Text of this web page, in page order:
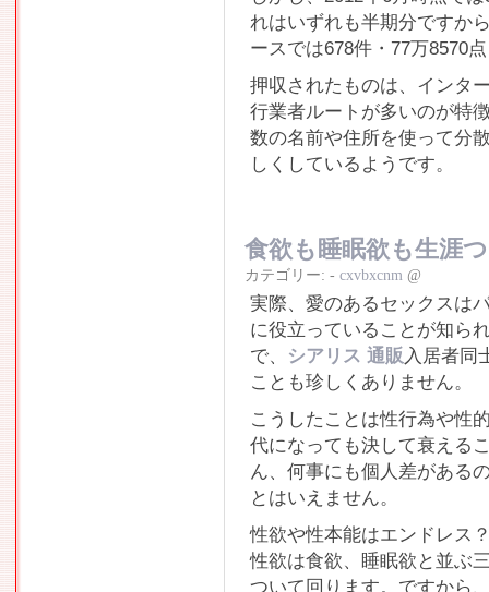
れはいずれも半期分ですか
ースでは678件・77万8570
押収されたものは、インタ
行業者ルートが多いのが特
数の名前や住所を使って分
しくしているようです。
食欲も睡眠欲も生涯
カテゴリー: - cxvbxcnm @
実際、愛のあるセックスは
に役立っていることが知ら
で、
シアリス 通販入居者同
ことも珍しくありません。
こうしたことは性行為や性
代になっても決して衰える
ん、何事にも個人差がある
とはいえません。
性欲や性本能はエンドレス
性欲は食欲、睡眠欲と並ぶ
ついて回ります。ですから